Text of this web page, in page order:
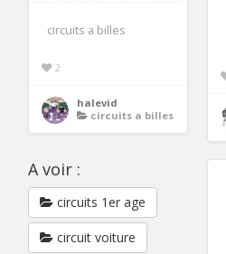
circuits a billes
2
halevid
circuits a billes
A voir :
circuits 1er age
circuit voiture